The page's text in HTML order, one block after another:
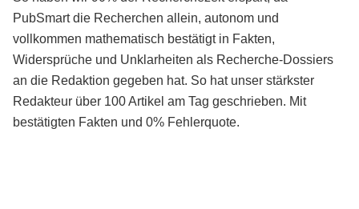
PubSmart die Recherchen allein, autonom und
vollkommen mathematisch bestätigt in Fakten,
Widersprüche und Unklarheiten als Recherche-Dossiers
an die Redaktion gegeben hat. So hat unser stärkster
Redakteur über 100 Artikel am Tag geschrieben. Mit
bestätigten Fakten und 0% Fehlerquote.